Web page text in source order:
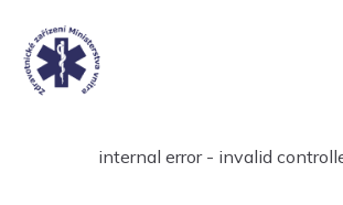
internal error - invalid